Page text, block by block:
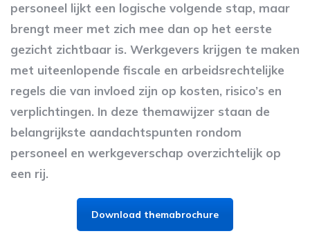
personeel lijkt een logische volgende stap, maar
brengt meer met zich mee dan op het eerste
gezicht zichtbaar is. Werkgevers krijgen te maken
met uiteenlopende fiscale en arbeidsrechtelijke
regels die van invloed zijn op kosten, risico’s en
verplichtingen. In deze themawijzer staan de
belangrijkste aandachtspunten rondom
personeel en werkgeverschap overzichtelijk op
een rij.
Download themabrochure